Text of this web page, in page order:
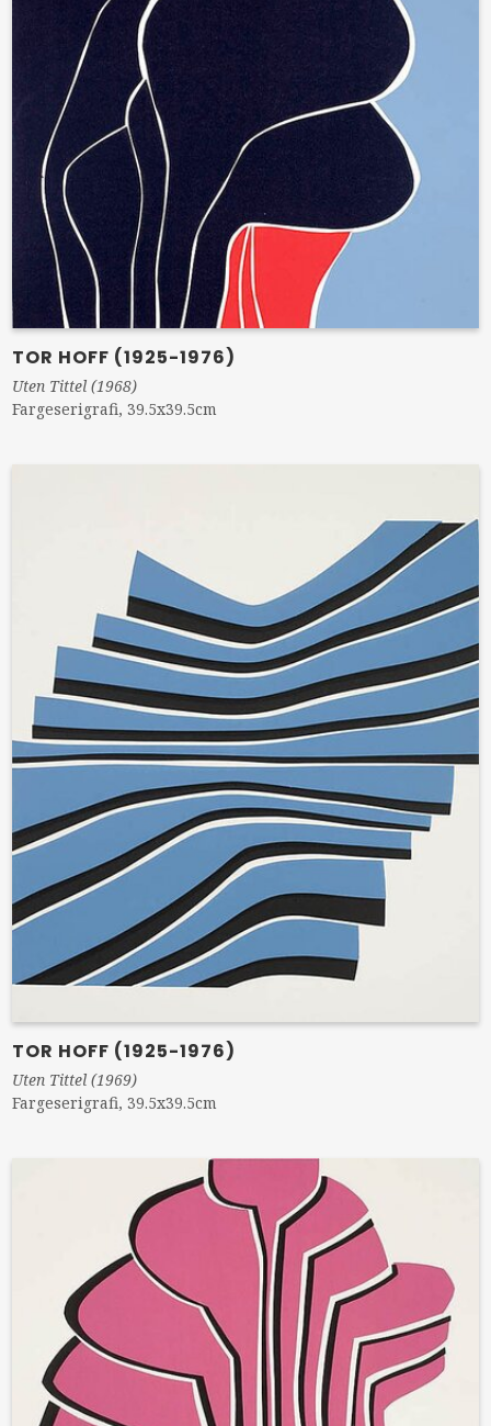
TOR HOFF (1925-1976)
Uten Tittel (1968)
Fargeserigrafi, 39.5x39.5cm
TOR HOFF (1925-1976)
Uten Tittel (1969)
Fargeserigrafi, 39.5x39.5cm